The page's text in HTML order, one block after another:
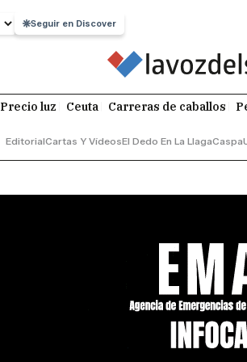
Seguir en Discover
Precio luz Ceuta Carreras de caballos
EditorialCartas Y VídeosEl Dedo En La LlagaCaspa